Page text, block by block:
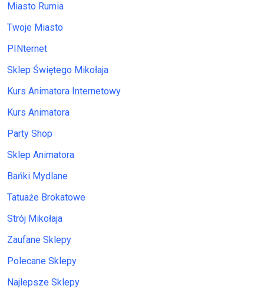
Miasto Rumia
Twoje Miasto
PINternet
Sklep Świętego Mikołaja
Kurs Animatora Internetowy
Kurs Animatora
Party Shop
Sklep Animatora
Bańki Mydlane
Tatuaże Brokatowe
Strój Mikołaja
Zaufane Sklepy
Polecane Sklepy
Najlepsze Sklepy